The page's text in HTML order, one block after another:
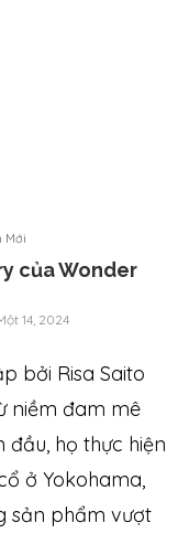
Mới
của Wonder
14, 2024
bởi Risa Saito
niềm đam mê
họ thực hiện
ở Yokohama,
sản phẩm vượt